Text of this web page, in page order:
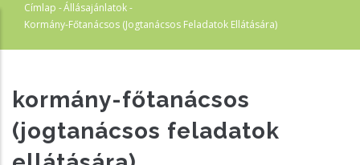
Morzsa
Címlap -Állásajánlatok-
Kormány-Főtanácsos (jogtanácsos Feladatok Ellátására)
kormány-főtanácsos
(jogtanácsos feladatok